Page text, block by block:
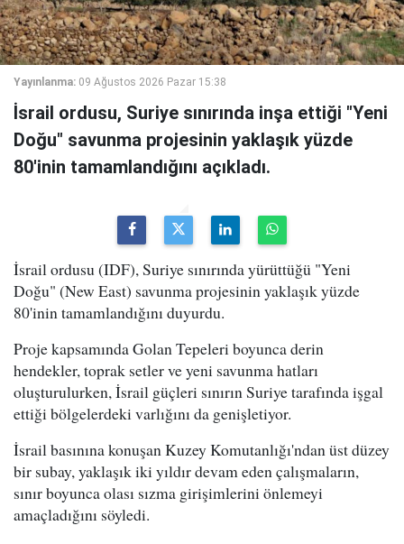
Yayınlanma: 09 Ağustos 2026 Pazar 15:38
İsrail ordusu, Suriye sınırında inşa ettiği "Yeni
Doğu" savunma projesinin yaklaşık yüzde
80'inin tamamlandığını açıkladı.
İsrail ordusu (IDF), Suriye sınırında yürüttüğü "Yeni
Doğu" (New East) savunma projesinin yaklaşık yüzde
80'inin tamamlandığını duyurdu.
Proje kapsamında Golan Tepeleri boyunca derin
hendekler, toprak setler ve yeni savunma hatları
oluşturulurken, İsrail güçleri sınırın Suriye tarafında işgal
ettiği bölgelerdeki varlığını da genişletiyor.
İsrail basınına konuşan Kuzey Komutanlığı'ndan üst düzey
bir subay, yaklaşık iki yıldır devam eden çalışmaların,
sınır boyunca olası sızma girişimlerini önlemeyi
amaçladığını söyledi.